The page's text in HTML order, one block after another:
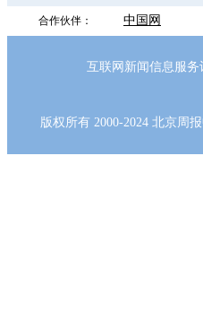
合作伙伴： 中国网
互联网新闻信息服务
版权所有 2000-2024 北京周